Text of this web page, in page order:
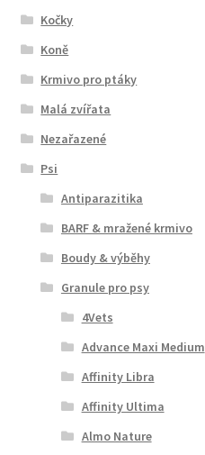
Kočky
Koně
Krmivo pro ptáky
Malá zvířata
Nezařazené
Psi
Antiparazitika
BARF & mražené krmivo
Boudy & výběhy
Granule pro psy
4Vets
Advance Maxi Medium
Affinity Libra
Affinity Ultima
Almo Nature